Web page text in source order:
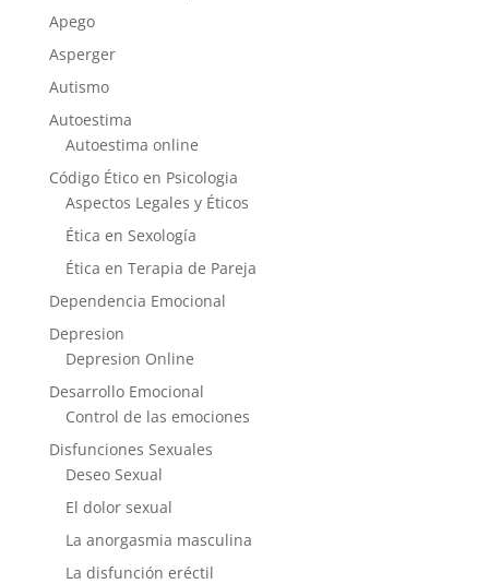
Apego
Asperger
Autismo
Autoestima
Autoestima online
Código Ético en Psicologia
Aspectos Legales y Éticos
Ética en Sexología
Ética en Terapia de Pareja
Dependencia Emocional
Depresion
Depresion Online
Desarrollo Emocional
Control de las emociones
Disfunciones Sexuales
Deseo Sexual
El dolor sexual
La anorgasmia masculina
La disfunción eréctil